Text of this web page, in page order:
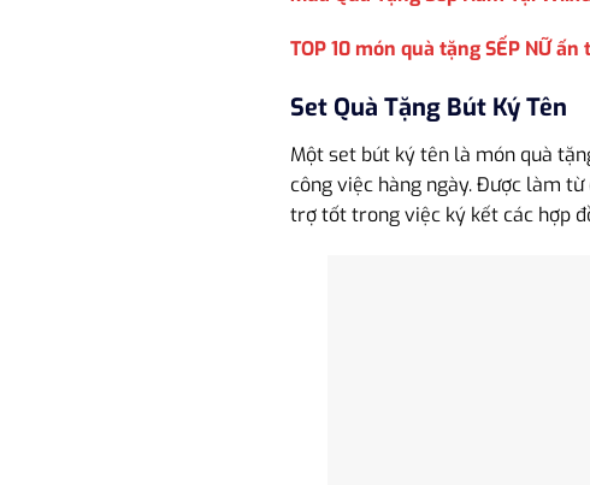
TOP 10 món quà tặng SẾP NỮ
Set Quà Tặng Bút Ký Tên
Một set bút ký tên là món quà
công việc hàng ngày. Được làm
trợ tốt trong việc ký kết các hợp